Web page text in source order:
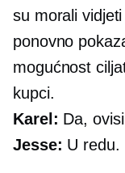
su morali
ponovno
mogućnost
kupci.
Karel: Da,
Jesse: U redu.